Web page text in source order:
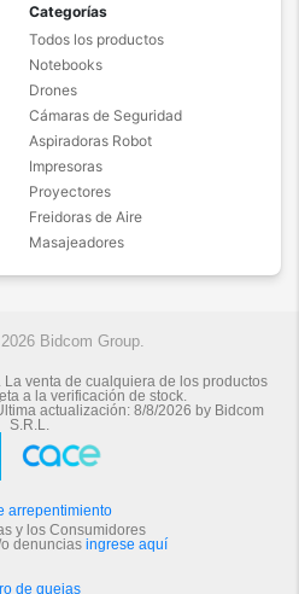
Categorías
Todos los productos
Notebooks
Drones
Cámaras de Seguridad
Aspiradoras Robot
Impresoras
Proyectores
Freidoras de Aire
Masajeadores
Bidcom Group.
venta de cualquiera de los productos
a la verificación de stock.
actualización: 8/8/2026 by Bidcom
S.R.L.
arrepentimiento
y los Consumidores
denuncias ingrese aquí
de quejas